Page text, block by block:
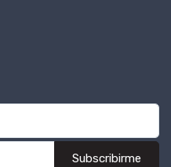
Subscribirme